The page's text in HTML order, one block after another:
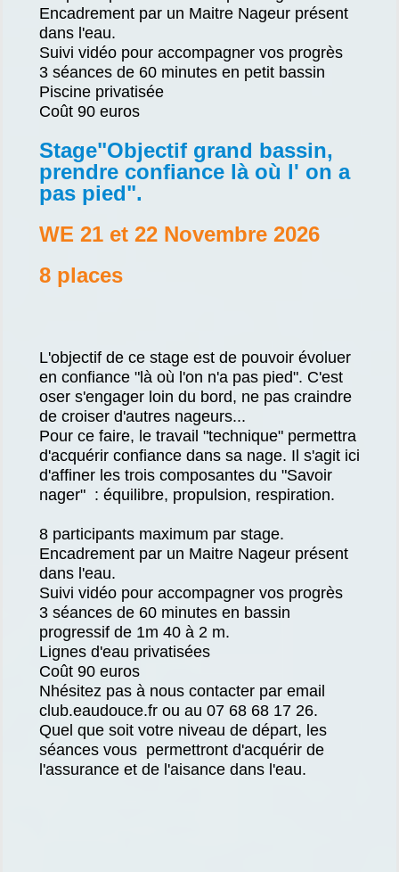
Encadrement par un Maitre Nageur présent
dans l'eau.
Suivi vidéo pour accompagner vos progrès
3 séances de 60 minutes en petit bassin
Piscine privatisée
Coût 90 euros
Stage"Objectif grand bassin,
prendre confiance là où l' on a
pas pied".
WE 21 et 22 Novembre 2026
8 places
L'objectif de ce stage est de pouvoir évoluer
en confiance "là où l'on n'a pas pied". C'est
oser s'engager loin du bord, ne pas craindre
de croiser d'autres nageurs...
Pour ce faire, le travail "technique" permettra
d'acquérir confiance dans sa nage. Il s'agit ici
d'affiner les trois composantes du "Savoir
nager" : équilibre, propulsion, respiration.
8 participants maximum par stage.
Encadrement par un Maitre Nageur présent
dans l'eau.
Suivi vidéo pour accompagner vos progrès
3 séances de 60 minutes en bassin
progressif de 1m 40 à 2 m.
Lignes d'eau privatisées
Coût 90 euros
Nhésitez pas à nous contacter par email
club.eaudouce.fr ou au 07 68 68 17 26.
Quel que soit votre niveau de départ, les
séances vous permettront d'acquérir de
l'assurance et de l'aisance dans l'eau.